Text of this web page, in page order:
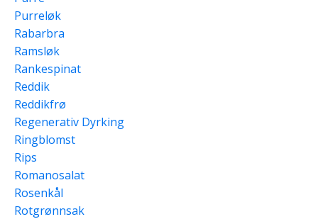
Purreløk
Rabarbra
Ramsløk
Rankespinat
Reddik
Reddikfrø
Regenerativ Dyrking
Ringblomst
Rips
Romanosalat
Rosenkål
Rotgrønnsak